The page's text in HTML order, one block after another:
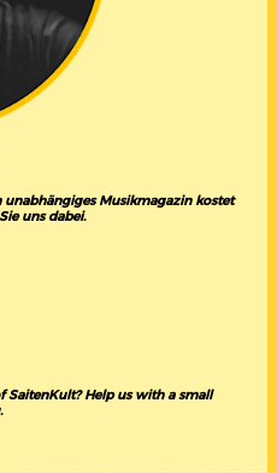
Musikmagazin kostet
uns dabei.
SaitenKult? Help us with a small